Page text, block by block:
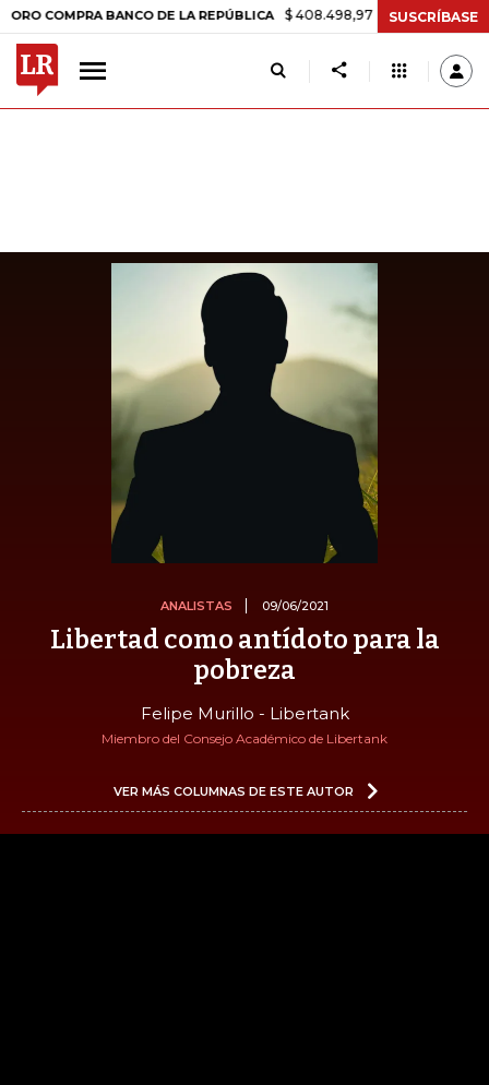
BANCO DE LA REPÚBLICA $ 408.498,97 +$ 8.753,81 +2,19%
SUSCRÍBASE
ANALISTAS 09/06/2021
Libertad como antídoto para la
pobreza
Felipe Murillo - Libertank
Miembro del Consejo Académico de Libertank
VER MÁS COLUMNAS DE ESTE AUTOR